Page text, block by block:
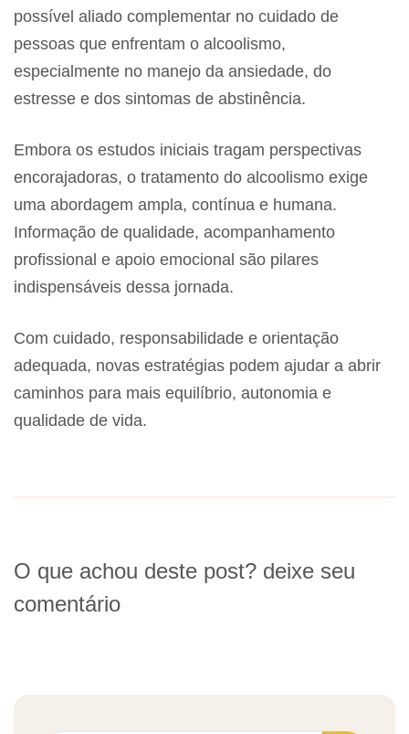
possível aliado complementar no cuidado de
pessoas que enfrentam o alcoolismo,
especialmente no manejo da ansiedade, do
estresse e dos sintomas de abstinência.
Embora os estudos iniciais tragam perspectivas
encorajadoras, o tratamento do alcoolismo exige
uma abordagem ampla, contínua e humana.
Informação de qualidade, acompanhamento
profissional e apoio emocional são pilares
indispensáveis dessa jornada.
Com cuidado, responsabilidade e orientação
adequada, novas estratégias podem ajudar a abrir
caminhos para mais equilíbrio, autonomia e
qualidade de vida.
O que achou deste post? deixe seu
comentário